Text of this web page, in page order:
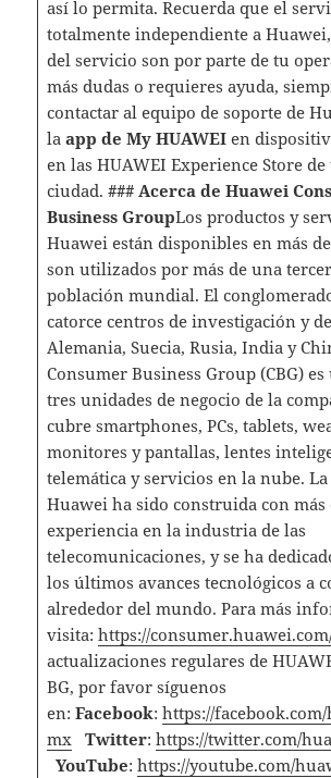
así lo permita. Recuerda que el
totalmente independiente a
del servicio son por parte de tu
más dudas o requieres ayuda,
contactar al equipo de soporte de
la app de My HUAWEIen
en las HUAWEI Experience Store de
ciudad. ### Acerca de Huawei
Business GroupLos productos y
Huawei están disponibles en más
son utilizados por más de una
población mundial. El
catorce centros de investigación y
Alemania, Suecia, Rusia, India y
Consumer Business Group (CBG) es
tres unidades de negocio de la
cubre smartphones, PCs, tablets,
monitores y pantallas, lentes
telemática y servicios en la nube.
Huawei ha sido construida con más
experiencia en la industria de las
telecomunicaciones, y se ha
los últimos avances tecnológicos a
alrededor del mundo. Para más
visita: https://
actualizaciones regulares de
BG, por favor síguenos
en: Facebook: https://
mx
Twitter: https://twitter.com/
YouTube: https://youtube.com/